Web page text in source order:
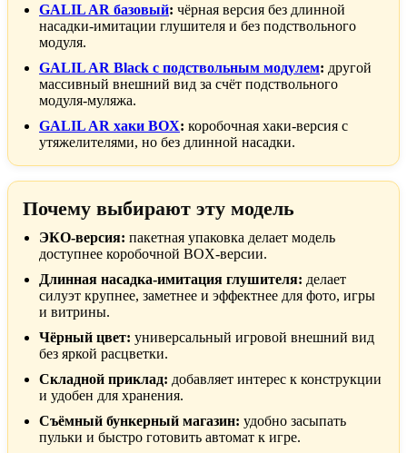
GALIL AR базовый: чёрная версия без длинной
насадки-имитации глушителя и без подствольного
модуля.
GALIL AR Black с подствольным модулем: другой
массивный внешний вид за счёт подствольного
модуля-муляжа.
GALIL AR хаки BOX: коробочная хаки-версия с
утяжелителями, но без длинной насадки.
Почему выбирают эту модель
ЭКО-версия: пакетная упаковка делает модель
доступнее коробочной BOX-версии.
Длинная насадка-имитация глушителя: делает
силуэт крупнее, заметнее и эффектнее для фото, игры
и витрины.
Чёрный цвет: универсальный игровой внешний вид
без яркой расцветки.
Складной приклад: добавляет интерес к конструкции
и удобен для хранения.
Съёмный бункерный магазин: удобно засыпать
пульки и быстро готовить автомат к игре.